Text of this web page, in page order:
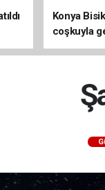
Konya
coşkuyla